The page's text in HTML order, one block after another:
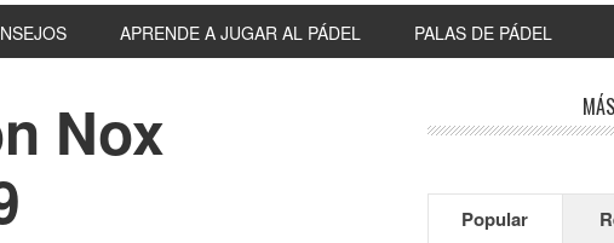
APRENDE A JUGAR AL PÁDEL PALAS DE PÁDEL
Nox
lateral
Popular